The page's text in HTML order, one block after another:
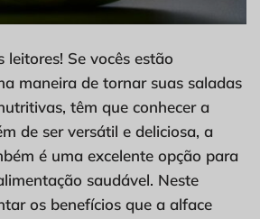
leitores! Se vocês estão
maneira de tornar suas saladas
têm que conhecer a
de ser versátil e deliciosa, a
é uma excelente opção para
saudável. Neste
os benefícios que a alface